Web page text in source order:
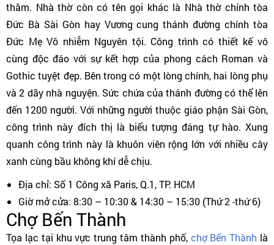
thăm. Nhà thờ còn có tên gọi khác là Nhà thờ chính tòa
Đức Bà Sài Gòn hay Vương cung thánh đường chính tòa
Đức Mẹ Vô nhiễm Nguyên tội. Công trình có thiết kế vô
cùng độc đáo với sự kết hợp của phong cách Roman và
Gothic tuyệt đẹp. Bên trong có một lòng chính, hai lòng phụ
và 2 dãy nhà nguyện. Sức chứa của thánh đường có thể lên
đến 1200 người. Với những người thuộc giáo phận Sài Gòn,
công trình này đích thị là biểu tượng đáng tự hào. Xung
quanh công trình này là khuôn viên rộng lớn với nhiều cây
xanh cùng bầu không khí dễ chịu.
Địa chỉ: Số 1 Công xã Paris, Q.1, TP. HCM
Giờ mở cửa: 8:30 – 10:30 & 14:30 – 15:30 (Thứ 2 -thứ 6)
Chợ Bến Thành
Tọa lạc tại khu vực trung tâm thành phố, chợ Bến Thành là